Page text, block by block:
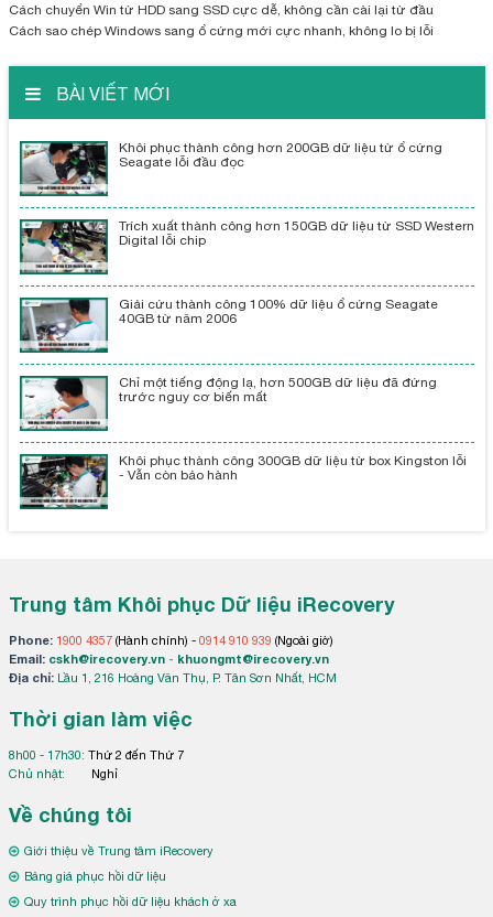
Cách chuyển Win từ HDD sang SSD cực dễ, không cần cài lại từ đầu
Cách sao chép Windows sang ổ cứng mới cực nhanh, không lo bị lỗi
BÀI VIẾT MỚI
Khôi phục thành công hơn 200GB dữ liệu từ ổ cứng
Seagate lỗi đầu đọc
Trích xuất thành công hơn 150GB dữ liệu từ SSD Western
Digital lỗi chip
Giải cứu thành công 100% dữ liệu ổ cứng Seagate
40GB từ năm 2006
Chỉ một tiếng động lạ, hơn 500GB dữ liệu đã đứng
trước nguy cơ biến mất
Khôi phục thành công 300GB dữ liệu từ box Kingston lỗi
- Vẫn còn bảo hành
Trung tâm Khôi phục Dữ liệu iRecovery
Phone: 1900 4357(Hành chính) - 0914 910 939 (Ngoài giờ)
Email: cskh@irecovery.vn- khuongmt@irecovery.vn
Địa chỉ: Lầu 1, 216 Hoàng Văn Thụ, P. Tân Sơn Nhất, HCM
Thời gian làm việc
8h00 - 17h30: Thứ 2 đến Thứ 7
Chủ nhật:
Nghỉ
Về chúng tôi
Giới thiệu về Trung tâm iRecovery
Bảng giá phục hồi dữ liệu
Quy trình phục hồi dữ liệu khách ở xa